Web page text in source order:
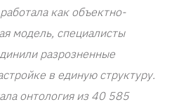
как объектно-
модель, специалисты
разрозненные
в единую структуру.
онтология из 40 585